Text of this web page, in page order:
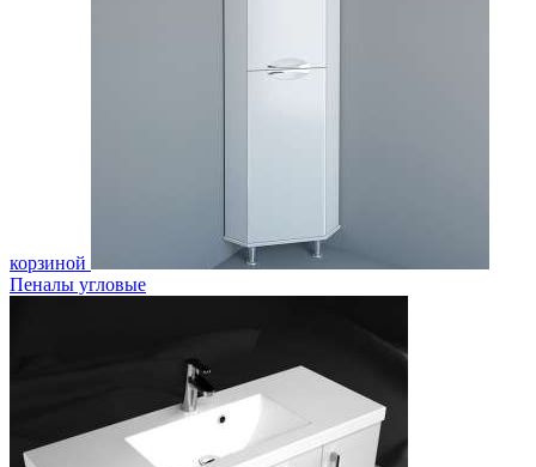
корзиной
Пеналы угловые